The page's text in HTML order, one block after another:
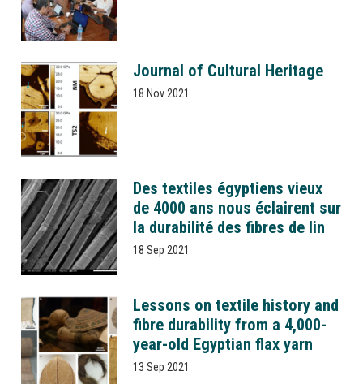
Journal of Cultural Heritage
18 Nov 2021
Des textiles égyptiens vieux
de 4000 ans nous éclairent sur
la durabilité des fibres de lin
18 Sep 2021
Lessons on textile history and
fibre durability from a 4,000-
year-old Egyptian flax yarn
13 Sep 2021